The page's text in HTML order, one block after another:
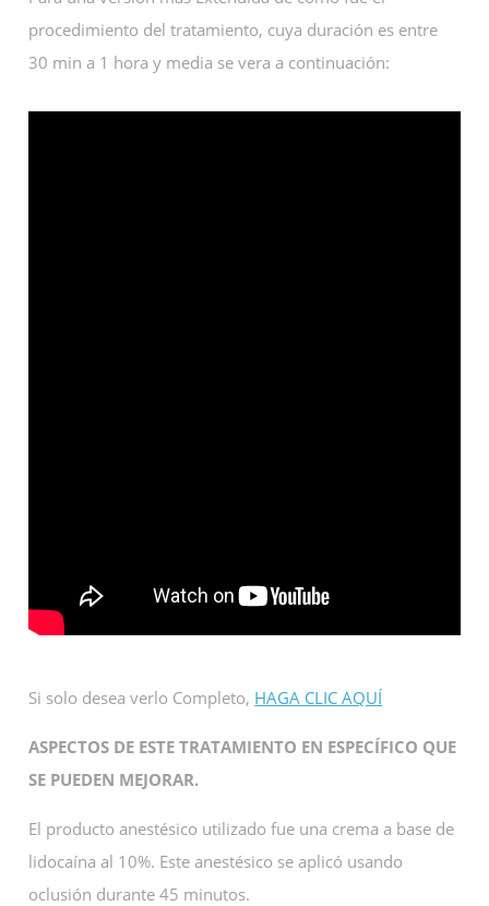
procedimiento del tratamiento, cuya duración es entre
30 min a 1 hora y media se vera a continuación:
Si solo desea verlo Completo, HAGA CLIC AQUÍ
ASPECTOS DE ESTE TRATAMIENTO EN ESPECÍFICO QUE
SE PUEDEN MEJORAR.
El producto anestésico utilizado fue una crema a base de
lidocaína al 10%. Este anestésico se aplicó usando
oclusión durante 45 minutos.